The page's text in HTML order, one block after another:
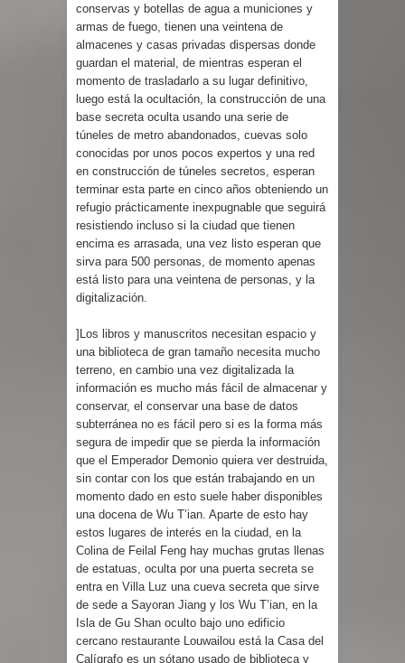
conservas y botellas de agua a municiones y
armas de fuego, tienen una veintena de
almacenes y casas privadas dispersas donde
guardan el material, de mientras esperan el
momento de trasladarlo a su lugar definitivo,
luego está la ocultación, la construcción de una
base secreta oculta usando una serie de
túneles de metro abandonados, cuevas solo
conocidas por unos pocos expertos y una red
en construcción de túneles secretos, esperan
terminar esta parte en cinco años obteniendo un
refugio prácticamente inexpugnable que seguirá
resistiendo incluso si la ciudad que tienen
encima es arrasada, una vez listo esperan que
sirva para 500 personas, de momento apenas
está listo para una veintena de personas, y la
digitalización.
]Los libros y manuscritos necesitan espacio y
una biblioteca de gran tamaño necesita mucho
terreno, en cambio una vez digitalizada la
información es mucho más fácil de almacenar y
conservar, el conservar una base de datos
subterránea no es fácil pero si es la forma más
segura de impedir que se pierda la información
que el Emperador Demonio quiera ver destruida,
sin contar con los que están trabajando en un
momento dado en esto suele haber disponibles
una docena de Wu T’ian. Aparte de esto hay
estos lugares de interés en la ciudad, en la
Colina de Feilal Feng hay muchas grutas llenas
de estatuas, oculta por una puerta secreta se
entra en Villa Luz una cueva secreta que sirve
de sede a Sayoran Jiang y los Wu T’ian, en la
Isla de Gu Shan oculto bajo uno edificio
cercano restaurante Louwailou está la Casa del
Calígrafo es un sótano usado de biblioteca y